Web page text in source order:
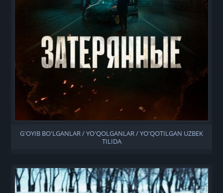
G'OYIB BO'LGANLAR / YO'QOLGANLAR / YO'QOTILGAN UZBEK
TILIDA